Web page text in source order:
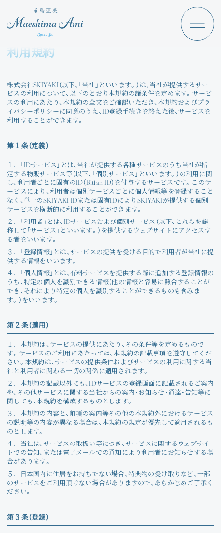
Maeshima Ami Discography
News
Schedule
Profile
Angraecum Login
Join
Photo
Movie
Amitami Chat
回想録
利用規約
株式会社SKIYAKI（以下、「当社」といいます。）は、当社が提供するサー
ビスの利用について、以下のとおり本規約の諸条件を定めます。サービ
スの利用にあたり、本規約の全文をご確認いただき、本規約およびプラ
イバシーポリシーに同意のうえ、ID登録手続きを終えた後、サービスを
利用することができます。
第１条（定義）
１．
「IDサービス」とは、当社が提供する各種サービスのうち当社が指
定する物販サービス等（以下、「個別サービス」といいます。）の利用に関
し、利用者ごとに固有のID（Bitfan ID）を付与するサービスです。このサ
ービスにより、利用者は個別サービスごとに個人情報等を登録すること
なく、単一のSKIYAKI IDまたは固有IDによりSKIYAKIが提供する個別
サービスを横断的に利用することができます。
２．
「利用者」とは、IDサービスおよび個別サービス（以下、これらを総
称して「サービス」といいます。）を提供するウェブサイトにアクセスす
る者をいいます。
３．
「登録情報」とは、サービスの提供を受ける目的で利用者が当社に提
供する情報をいいます。
４．
「個人情報」とは、有料サービスを提供する際に追加する登録情報の
うち、特定の個人を識別できる情報（他の情報と容易に照合することが
でき、それにより特定の個人を識別することができるものも含みま
す。）をいいます。
第２条（適用）
１． 本規約は、サービスの提供にあたり、その条件等を定めるもので
す。サービスのご利用にあたっては、本規約の記載事項を遵守してくだ
さい。本規約は、サービスの提供条件およびサービスの利用に関する当
社と利用者に関わる一切の関係に適用されます。
２． 本規約の記載以外にも、IDサービスの登録画面に記載されるご案内
や、その他サービスに関する当社からの案内・お知らせ・通達・告知等に
関しても、本規約を構成するものとします。
３． 本規約の内容と、前項の案内等その他の本規約外におけるサービス
の説明等の内容が異なる場合は、本規約の規定が優先して適用されるも
のとします。
４．
当社は、サービスの取扱い等につき、サービスに関するウェブサイ
トでの告知、または電子メールでの通知により利用者にお知らせする場
合があります。
５．
日本国内に住居をお持ちでない場合、特典物の受け取りなど、一部
のサービスをご利用頂けない場合がありますので、あらかじめご了承く
ださい。
第３条（登録）